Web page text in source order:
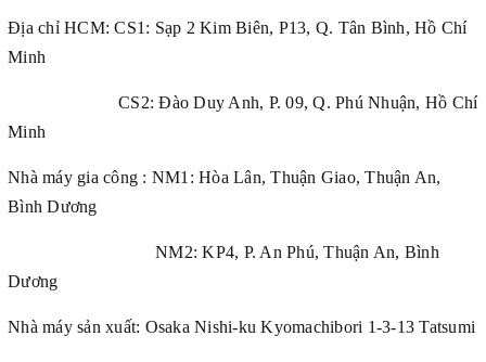
Địa chỉ HCM: CS1: Sạp 2 Kim Biên, P13, Q. Tân Bình, Hồ Chí
Minh
CS2: Đào Duy Anh, P. 09, Q. Phú Nhuận, Hồ Chí
Minh
Nhà máy gia công : NM1: Hòa Lân, Thuận Giao, Thuận An,
Bình Dương
NM2: KP4, P. An Phú, Thuận An, Bình
Dương
Nhà máy sản xuất: Osaka Nishi-ku Kyomachibori 1-3-13 Tatsumi